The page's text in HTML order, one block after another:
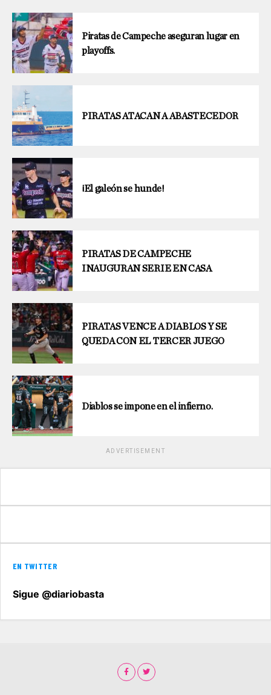
Piratas de Campeche aseguran lugar en
playoffs.
PIRATAS ATACAN A ABASTECEDOR
¡El galeón se hunde!
PIRATAS DE CAMPECHE
INAUGURAN SERIE EN CASA
PIRATAS VENCE A DIABLOS Y SE
QUEDA CON EL TERCER JUEGO
Diablos se impone en el infierno.
ADVERTISEMENT
EN TWITTER
Sigue @diariobasta